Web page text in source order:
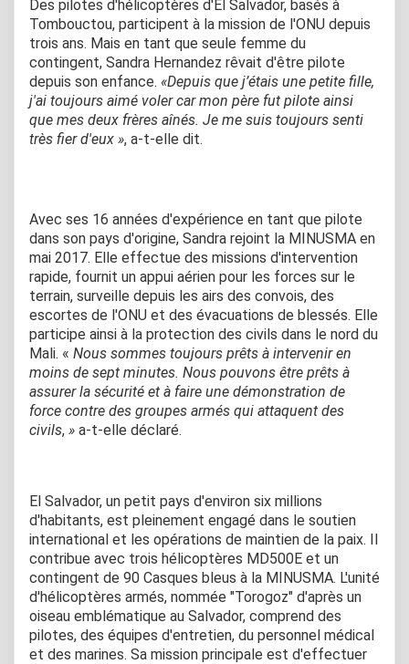
Des pilotes d'hélicoptères d'El Salvador, basés à
Tombouctou, participent à la mission de l'ONU depuis
trois ans. Mais en tant que seule femme du
contingent, Sandra Hernandez rêvait d'être pilote
depuis son enfance. «Depuis que j’étais une petite fille,
j'ai toujours aimé voler car mon père fut pilote ainsi
que mes deux frères aînés. Je me suis toujours senti
très fier d'eux », a-t-elle dit.
Avec ses 16 années d'expérience en tant que pilote
dans son pays d'origine, Sandra rejoint la MINUSMA en
mai 2017. Elle effectue des missions d'intervention
rapide, fournit un appui aérien pour les forces sur le
terrain, surveille depuis les airs des convois, des
escortes de l'ONU et des évacuations de blessés. Elle
participe ainsi à la protection des civils dans le nord du
Mali. « Nous sommes toujours prêts à intervenir en
moins de sept minutes. Nous pouvons être prêts à
assurer la sécurité et à faire une démonstration de
force contre des groupes armés qui attaquent des
civils, » a-t-elle déclaré.
El Salvador, un petit pays d'environ six millions
d'habitants, est pleinement engagé dans le soutien
international et les opérations de maintien de la paix. Il
contribue avec trois hélicoptères MD500E et un
contingent de 90 Casques bleus à la MINUSMA. L'unité
d'hélicoptères armés, nommée "Torogoz" d'après un
oiseau emblématique au Salvador, comprend des
pilotes, des équipes d'entretien, du personnel médical
et des marines. Sa mission principale est d'effectuer